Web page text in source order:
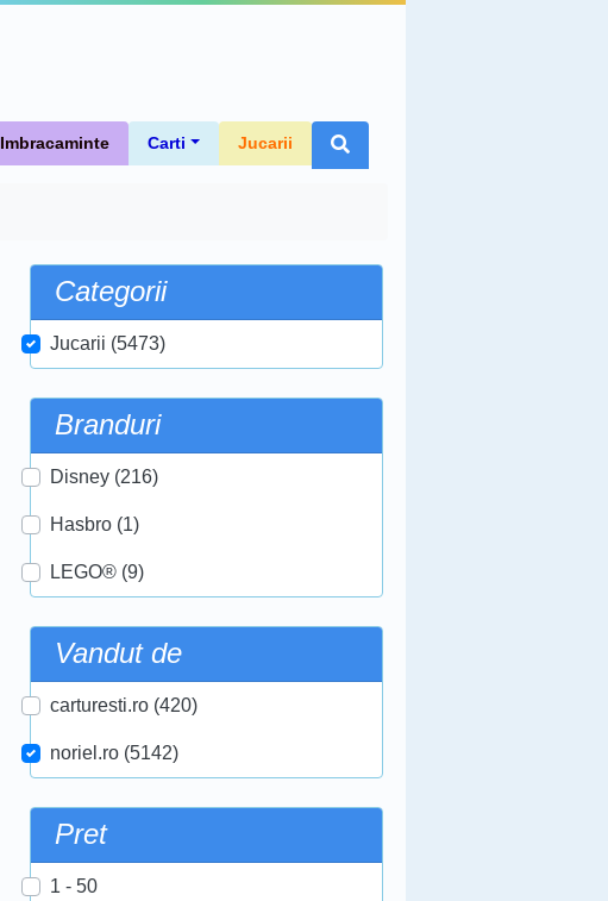
Imbracaminte Carti Jucarii
Categorii
Jucarii (5473)
Branduri
Disney (216)
Hasbro (1)
LEGO® (9)
Vandut de
carturesti.ro (420)
noriel.ro (5142)
Pret
1 - 50